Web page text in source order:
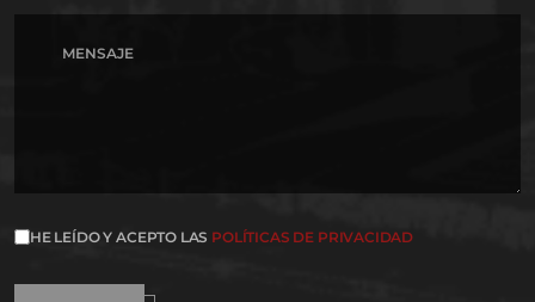
HE LEÍDO Y ACEPTO LAS POLÍTICAS DE PRIVACIDAD